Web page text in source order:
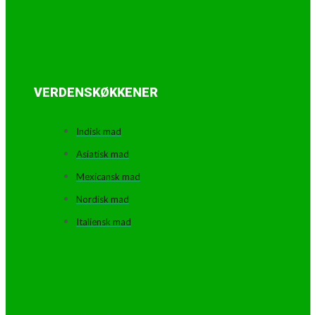
VERDENSKØKKENER
Indisk mad
Asiatisk mad
Mexicansk mad
Nordisk mad
Italiensk mad